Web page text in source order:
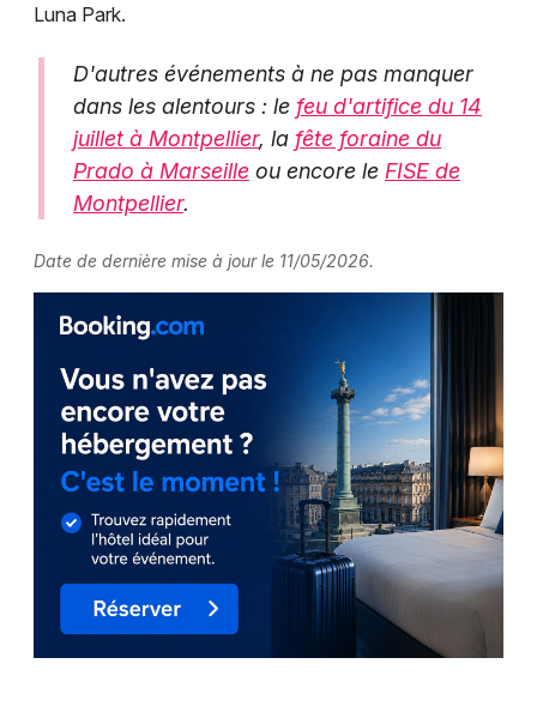
Luna Park.
D'autres événements à ne pas manquer
dans les alentours : le feu d'artifice du 14
juillet à Montpellier, la fête foraine du
Prado à Marseille ou encore le FISE de
Montpellier.
Date de dernière mise à jour le 11/05/2026.